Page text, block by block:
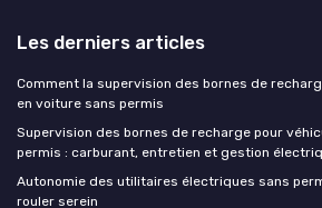
Les derniers articles
Comment la supervision des bornes de
en voiture sans permis
Supervision des bornes de recharge pour
permis : carburant, entretien et gestion
Autonomie des utilitaires électriques sans
rouler serein